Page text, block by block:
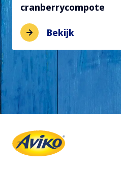
cranberrycompote
Bekijk